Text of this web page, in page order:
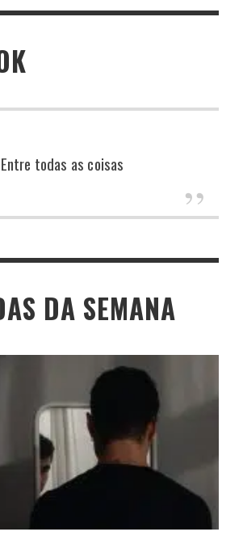
Entre todas as coisas
DA SEMANA